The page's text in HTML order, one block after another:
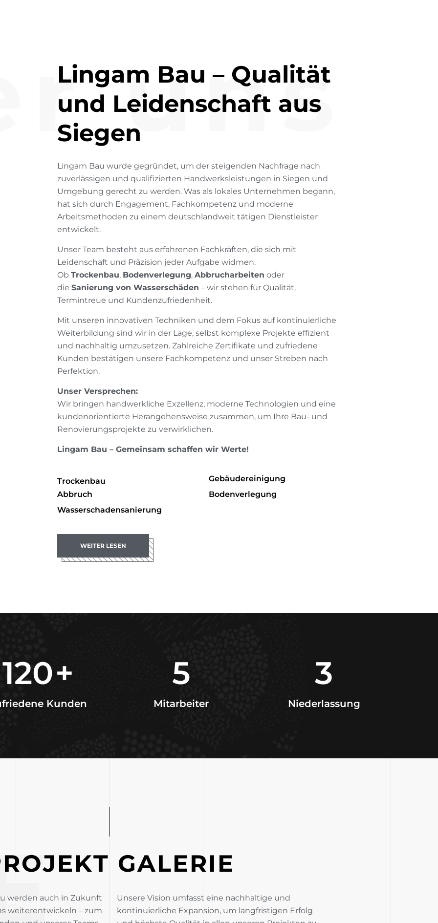
uns
Lingam Bau – Qualität
und Leidenschaft aus
Siegen
Lingam Bau wurde gegründet, um der steigenden Nachfrage nach
zuverlässigen und qualifizierten Handwerksleistungen in Siegen und
Umgebung gerecht zu werden. Was als lokales Unternehmen begann,
hat sich durch Engagement, Fachkompetenz und moderne
Arbeitsmethoden zu einem deutschlandweit tätigen Dienstleister
entwickelt.
Unser Team besteht aus erfahrenen Fachkräften, die sich mit
Leidenschaft und Präzision jeder Aufgabe widmen.
Ob Trockenbau, Bodenverlegung,Abbrucharbeiten oder
dieSanierung von Wasserschäden – wir stehen für Qualität,
Termintreue und Kundenzufriedenheit.
Mit unseren innovativen Techniken und dem Fokus auf kontinuierliche
Weiterbildung sind wir in der Lage, selbst komplexe Projekte effizient
und nachhaltig umzusetzen. Zahlreiche Zertifikate und zufriedene
Kunden bestätigen unsere Fachkompetenz und unser Streben nach
Perfektion.
Unser Versprechen:
Wir bringen handwerkliche Exzellenz, moderne Technologien und eine
kundenorientierte Herangehensweise zusammen, um Ihre Bau- und
Renovierungsprojekte zu verwirklichen.
Lingam Bau – Gemeinsam schaffen wir Werte!
Trockenbau
Gebäudereinigung
Abbruch
Bodenverlegung
Wasserschadensanierung
WEITER LESEN
120+
Kunden
5
Mitarbeiter
3
Niederlassung
ROJEKT GALERIE
werden auch in Zukunft
weiterentwickeln – zum
Unsere Vision umfasst eine nachhaltige und
kontinuierliche Expansion, um langfristigen Erfolg